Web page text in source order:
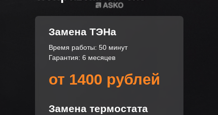
Замена ТЭНа
Время работы: 50 минут
Гарантия: 6 месяцев
от 1400 рублей
Замена термостата